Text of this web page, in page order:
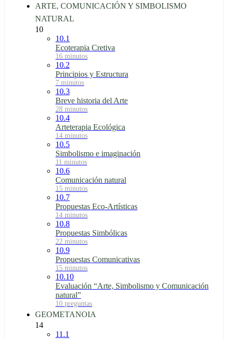
ARTE, COMUNICACIÓN Y SIMBOLISMO
NATURAL
10
10.1
Ecoterapia Cretiva
16 minutos
10.2
Principios y Estructura
7 minutos
10.3
Breve historia del Arte
28 minutos
10.4
Arteterapia Ecológica
14 minutos
10.5
Simbolismo e imaginación
11 minutos
10.6
Comunicación natural
15 minutos
10.7
Propuestas Eco-Artísticas
14 minutos
10.8
Propuestas Simbólicas
22 minutos
10.9
Propuestas Comunicativas
15 minutos
10.10
Evaluación “Arte, Simbolismo y Comunicación
natural”
10 preguntas
GEOMETANOIA
14
11.1